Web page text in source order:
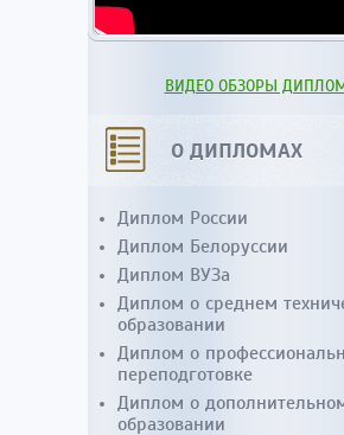
ВИДЕО ОБЗОРЫ
О ДИПЛОМАХ
Диплом России
Диплом Белоруссии
Диплом ВУЗа
Диплом о среднем
образовании
Диплом о
переподготовке
Диплом о
образовании